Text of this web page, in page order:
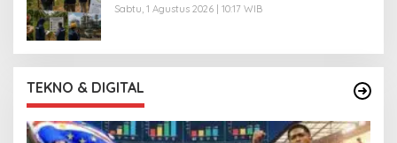
Sabtu, 1 Agustus 2026 | 10:17 WIB
TEKNO & DIGITAL